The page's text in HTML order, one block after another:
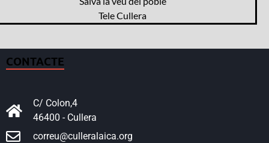
Tele Cullera
CONTACTE
C/ Colon,4
46400 - Cullera
correu@culleralaica.org